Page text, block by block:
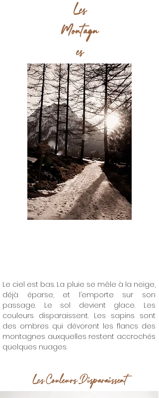
Les
Montagn
es
Le ciel est bas. La pluie se mêle à la neige,
déjà éparse, et l’emporte sur son
passage. Le sol devient glace. Les
couleurs disparaissent. Les sapins sont
des ombres qui dévorent les flancs des
montagnes auxquelles restent accrochés
quelques nuages.
Les Couleurs Disparaissent